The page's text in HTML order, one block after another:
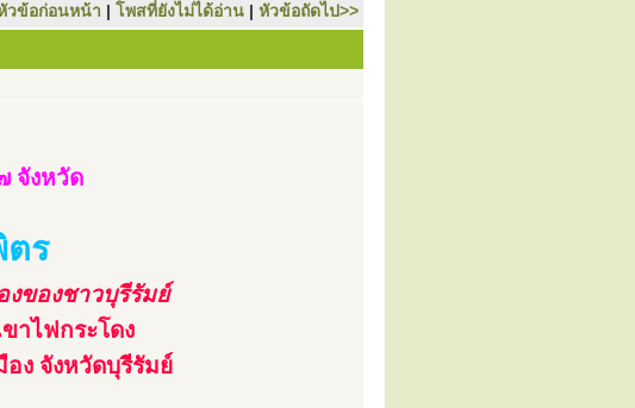
วข้อก่อนหน้า | โพสที่ยังไม่ได้อ่าน | หัวข้อถัดไป>>
จังหวัด
ตร
ของชาวบุรีรัมย์
าไฟกระโดง
ง จังหวัดบุรีรัมย์